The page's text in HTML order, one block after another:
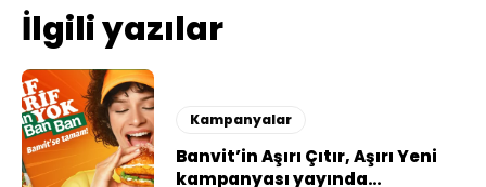
İlgili yazılar
Kampanyalar
Banvit’in Aşırı Çıtır, Aşırı Yeni
kampanyası yayında…